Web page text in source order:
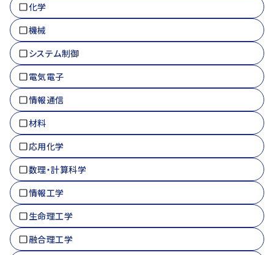
化学
機械
システム制御
電気電子
情報通信
材料
応用化学
数理・計算科学
情報工学
生命理工学
融合理工学